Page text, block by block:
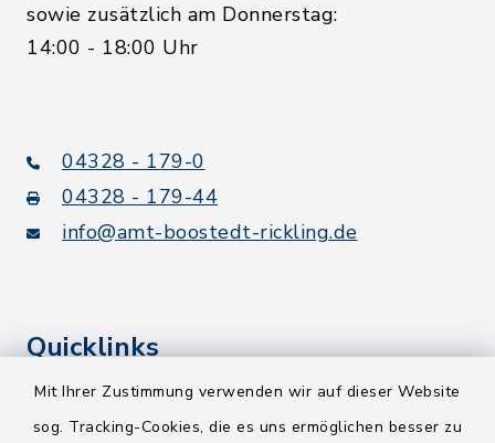
Mit Ihrer Zustimmung verwenden wir auf dieser Website
sog. Tracking-Cookies, die es uns ermöglichen besser zu
sowie zusätzlich am Donnerstag:
14:00 - 18:00 Uhr
04328 - 179-0
04328 - 179-44
info@amt-boostedt-rickling.de
Quicklinks
Kreis Segeberg